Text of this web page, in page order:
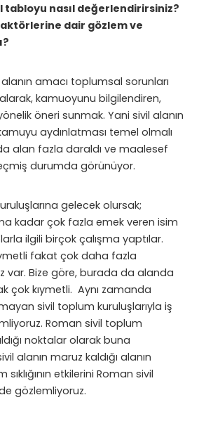
nasıl değerlendirirsiniz?
dair gözlem ve
alanın amacı toplumsal sorunları
kamuoyunu bilgilendiren,
öneri sunmak. Yani sivil alanın
aydınlatması temel olmalı
alan fazla daraldı ve maalesef
durumda görünüyor.
gelecek olursak;
kadar çok fazla emek veren isim
ilgili birçok çalışma yaptılar.
fakat çok daha fazla
var. Bize göre, burada da alanda
çok kıymetli. Aynı zamanda
sivil toplum kuruluşlarıyla iş
Roman sivil toplum
noktalar olarak buna
alanın maruz kaldığı alanın
etkilerini Roman sivil
gözlemliyoruz.